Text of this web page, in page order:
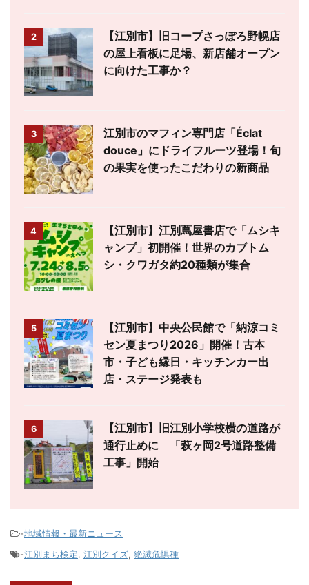
2
【江別市】旧コープさっぽろ野幌店
の屋上看板に足場、新店舗オープン
に向けた工事か？
3
江別市のマフィン専門店「Éclat
douce」にドライフルーツ登場！旬
の果実を使ったこだわりの新商品
4
【江別市】江別蔦屋書店で「ムシキ
ャンプ」初開催！世界のカブトム
シ・クワガタ約20種類が集合
5
【江別市】中央公民館で「納涼コミ
セン夏まつり2026」開催！古本
市・子ども縁日・キッチンカー出
店・ステージ発表も
6
【江別市】旧江別小学校横の道路が
通行止めに 「萩ヶ岡2号道路整備
工事」開始
-地域情報・最新ニュース
-江別まち検定, 江別クイズ, 絶滅危惧種